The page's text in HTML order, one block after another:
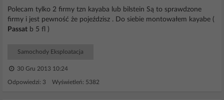
Polecam tylko 2 firmy tzn kayaba lub bilstein Są to sprawdzone
firmy i jest pewność że pojeździsz . Do siebie montowałem kayabe (
Passat b 5 fl )
Samochody Eksploatacja
30 Gru 2013 10:24
Odpowiedzi: 3 Wyświetleń: 5382